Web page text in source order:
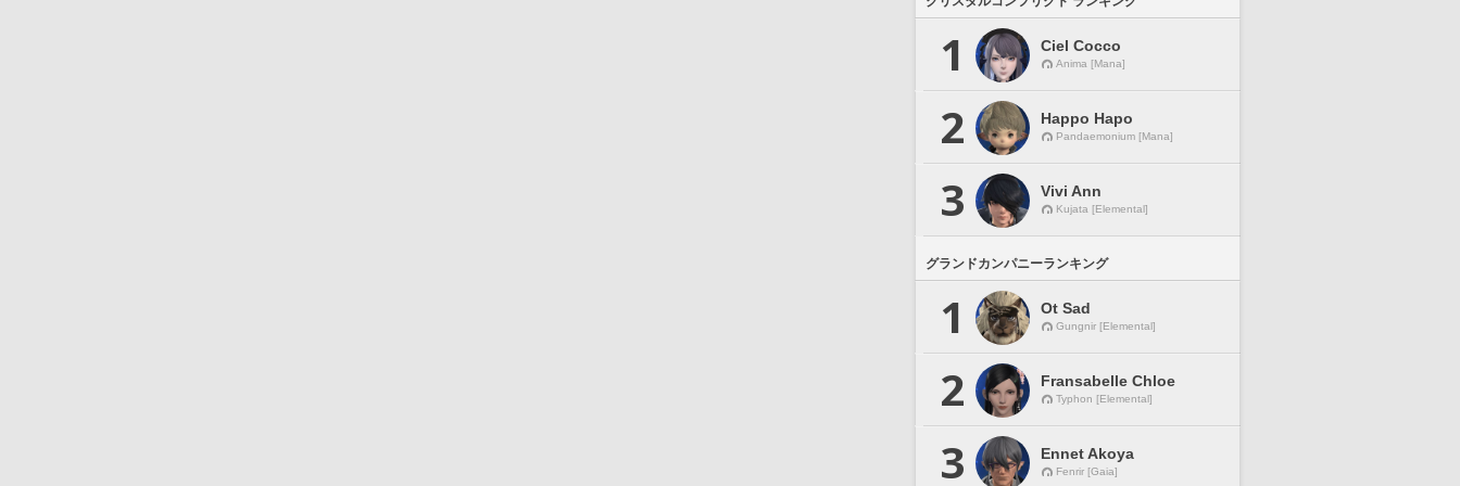
1 Ciel Cocco
Anima [Mana]
2 Happo Hapo
Pandaemonium [Mana]
3 Vivi Ann
Kujata [Elemental]
グランドカンパニーランキング
1 Ot Sad
Gungnir [Elemental]
2 Fransabelle Chloe
Typhon [Elemental]
3 Ennet Akoya
Fenrir [Gaia]